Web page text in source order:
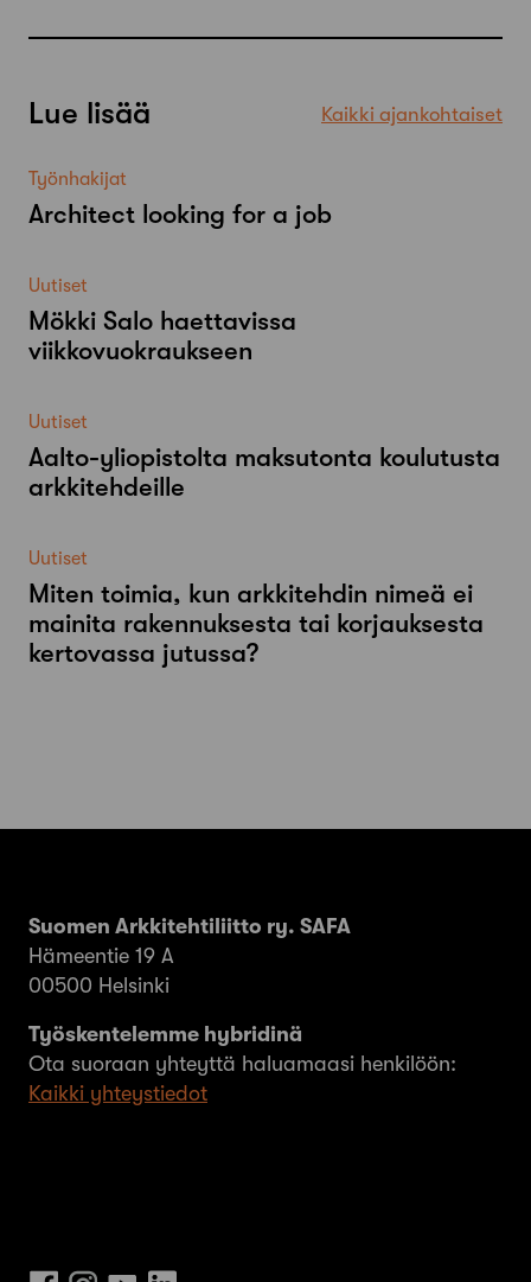
Lue lisää Kaikki ajankohtaiset
Työnhakijat
Architect looking for a job
Uutiset
Mökki Salo haettavissa
viikkovuokraukseen
Uutiset
Aalto-​yliopistolta maksutonta koulutusta
arkkitehdeille
Uutiset
Miten toimia, kun arkkitehdin nimeä ei
mainita rakennuksesta tai korjauksesta
kertovassa jutussa?
Suomen Arkkitehtiliitto ry. SAFA
Hämeentie 19 A
00500 Helsinki
Työskentelemme hybridinä
Ota suoraan yhteyttä haluamaasi henkilöön:
Kaikki yhteystiedot